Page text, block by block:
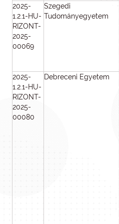
2025-
1.2.1-HU-
RIZONT-
2025-
00069
Szegedi
Tudományegyetem
2025-
1.2.1-HU-
RIZONT-
2025-
00080
Debreceni Egyetem